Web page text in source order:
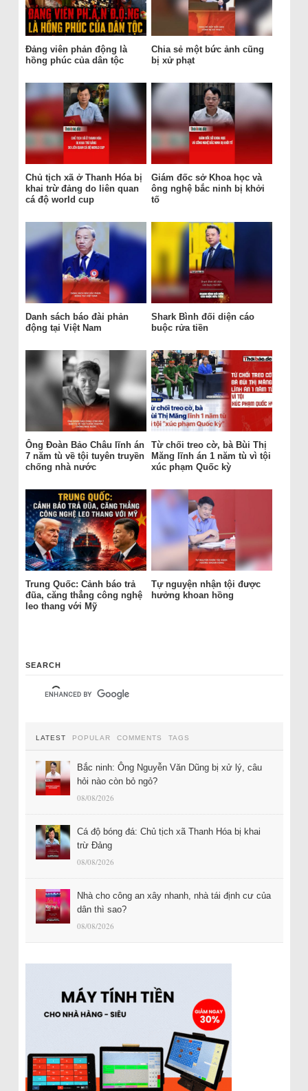
Đảng viên phản động là
hồng phúc của dân tộc
Chia sẻ một bức ảnh cũng
bị xử phạt
Chủ tịch xã ở Thanh Hóa bị
khai trừ đảng do liên quan
cá độ world cup
Giám đốc sở Khoa học và
ông nghệ bắc ninh bị khởi
tố
Danh sách báo đài phản
động tại Việt Nam
Shark Bình đối diện cáo
buộc rửa tiền
Ông Đoàn Bảo Châu lĩnh án
7 năm tù về tội tuyên truyền
chống nhà nước
Từ chối treo cờ, bà Bùi Thị
Măng lĩnh án 1 năm tù vì tội
xúc phạm Quốc kỳ
Trung Quốc: Cảnh báo trả
đũa, căng thẳng công nghệ
leo thang với Mỹ
Tự nguyện nhận tội được
hưởng khoan hồng
SEARCH
LATEST POPULAR COMMENTS TAGS
Bắc ninh: Ông Nguyễn Văn Dũng bị xử lý, câu
hỏi nào còn bỏ ngỏ?
08/08/2026
Cá độ bóng đá: Chủ tịch xã Thanh Hóa bị khai
trừ Đảng
08/08/2026
Nhà cho công an xây nhanh, nhà tái định cư của
dân thì sao?
08/08/2026